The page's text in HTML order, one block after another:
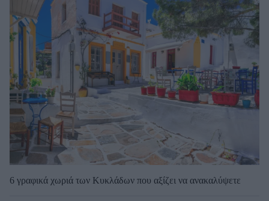
6 γραφικά χωριά των Κυκλάδων που αξίζει να ανακαλύψετε